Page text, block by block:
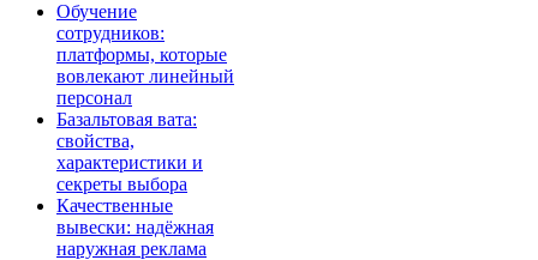
Обучение
сотрудников:
платформы, которые
вовлекают линейный
персонал
Базальтовая вата:
свойства,
характеристики и
секреты выбора
Качественные
вывески: надёжная
наружная реклама